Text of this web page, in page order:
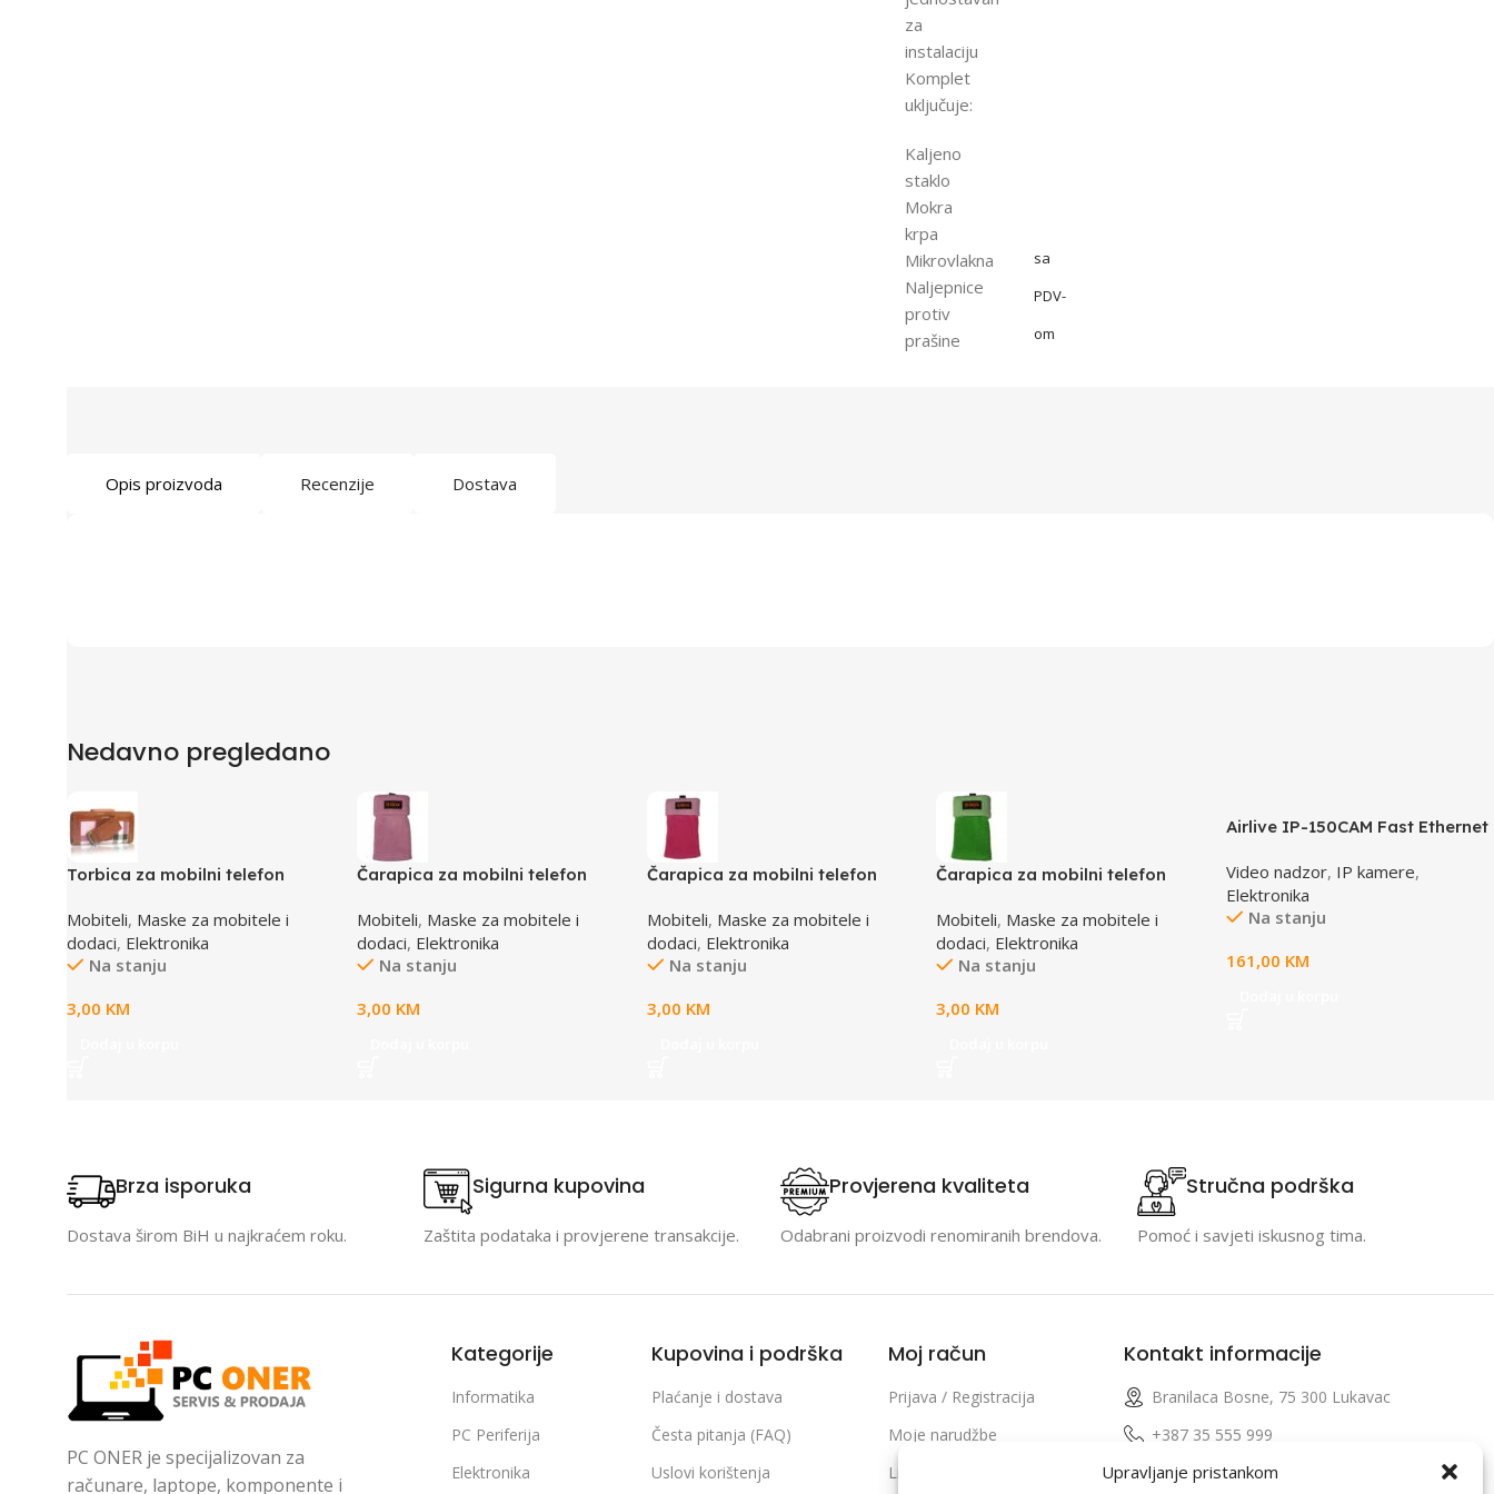
Upravljanje pristankom
za
instalaciju
Komplet
uključuje:
Kaljeno
staklo
Mokra
krpa
Mikrovlakna
Naljepnice
protiv
prašine
sa
PDV-
om
Opis proizvoda Recenzije Dostava
Nedavno pregledano
Torbica za mobilni telefon
Mobiteli, Maske za mobitele i
dodaci, Elektronika
Na stanju
3,00 KM
Čarapica za mobilni telefon
Mobiteli, Maske za mobitele i
dodaci, Elektronika
Na stanju
3,00 KM
Čarapica za mobilni telefon
65x100mm
Mobiteli, Maske za mobitele i
dodaci, Elektronika
Na stanju
3,00 KM
Čarapica za mobilni telefon
65x100mm
Mobiteli, Maske za mobitele i
dodaci, Elektronika
Na stanju
3,00 KM
Airlive IP-150CAM Fast Ethernet
Video nadzor, IP kamere,
Elektronika
Na stanju
161,00 KM
Brza isporuka
Dostava širom BiH u najkraćem roku.
Sigurna kupovina
Zaštita podataka i provjerene transakcije.
Provjerena kvaliteta
Odabrani proizvodi renomiranih brendova.
Stručna podrška
Pomoć i savjeti iskusnog tima.
PC ONER je specijalizovan za
računare, laptope, komponente i
Kategorije
Informatika
PC Periferija
Elektronika
Kupovina i podrška
Plaćanje i dostava
Česta pitanja (FAQ)
Uslovi korištenja
Moj račun
Prijava / Registracija
Moje narudžbe
Lista želja
Kontakt informacije
Branilaca Bosne, 75 300 Lukavac
+387 35 555 999
info@pconer.ba